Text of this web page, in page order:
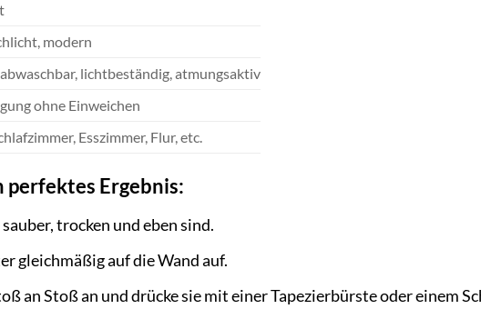
modern
lichtbeständig, atmungsaktiv
ohne Einweichen
Esszimmer, Flur, etc.
Ergebnis:
trocken und eben sind.
gleichmäßig auf die Wand auf.
an Stoß an und drücke sie mit einer Tapezierbürste oder einem